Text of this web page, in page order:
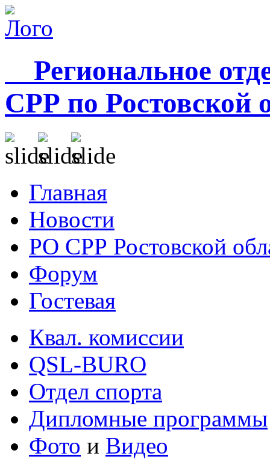
Региональное
СРР по Ростовской
Главная
Новости
РО СРР Ростовской
Форум
Гостевая
Квал. комиссии
QSL-BURO
Отдел спорта
Дипломные программы
Фото и Видео